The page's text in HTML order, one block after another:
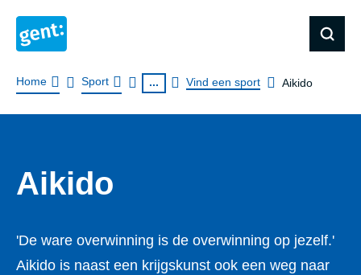
Kruimelpad
Home Sport ... Vind een sport Aikido
Aikido
'De ware overwinning is de overwinning op jezelf.'
Aikido is naast een krijgskunst ook een weg naar